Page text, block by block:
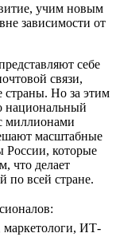
учим новым
зависимости от
себе
связи,
страны. Но за этим
национальный
миллионами
масштабные
России, которые
что делает
по всей стране.
маркетологи, ИТ-